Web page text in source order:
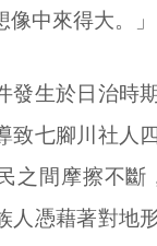
中來得大。」
生於日治時期
致七腳川社人
之間摩擦不
人憑藉著對地